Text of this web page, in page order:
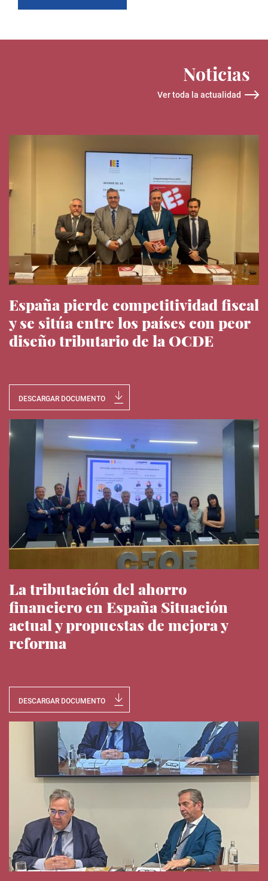
Noticias
Ver toda la actualidad
España pierde competitividad fiscal
y se sitúa entre los países con peor
diseño tributario de la OCDE
DESCARGAR DOCUMENTO
La tributación del ahorro
financiero en España Situación
actual y propuestas de mejora y
reforma
DESCARGAR DOCUMENTO